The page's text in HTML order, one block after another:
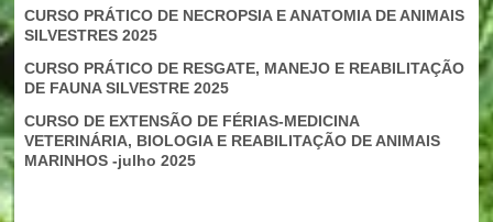
CURSO PRÁTICO DE NECROPSIA E ANATOMIA DE ANIMAIS
SILVESTRES 2025
CURSO PRÁTICO DE RESGATE, MANEJO E REABILITAÇÃO
DE FAUNA SILVESTRE 2025
CURSO DE EXTENSÃO DE FÉRIAS-MEDICINA
VETERINÁRIA, BIOLOGIA E REABILITAÇÃO DE ANIMAIS
MARINHOS -julho 2025